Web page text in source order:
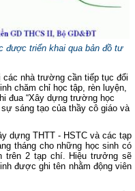
được triển khai qua bản đồ tư
nhà trường cần tiếp tục đổi
chăm chỉ học tập, rèn luyện,
đua “Xây dựng trường học
sáng tạo của thầy cô giáo và
dựng THTT - HSTC và các tạp
tháng cho những học sinh có
trên 2 tạp chí. Hiệu trưởng sẽ
được ghi tên nhằm động viên